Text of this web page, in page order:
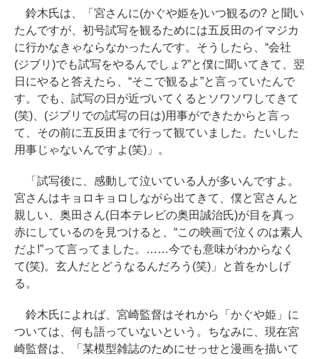
鈴木氏は、「宮さんに(かぐや姫を)いつ観るの? と聞い
たんですが、初号試写を観るためには五反田のイマジカ
に行かなきゃならなかったんです。そうしたら、“会社
(ジブリ)でも試写をやるんでしょ?”と僕に聞いてきて、翌
日にやると答えたら、“そこで観るよ”と言っていたんで
す。でも、試写の日が近づいてくるとソワソワしてきて
(笑)、(ジブリでの試写の日は)用事ができたからと言っ
て、その前に五反田まで行って観ていました。たいした
用事じゃないんですよ(笑)」。
「試写後に、感動して泣いている人が多いんですよ。
宮さんはキョロキョロしながら出てきて、僕と宮さんと
親しい、奥田さん(日本テレビの奥田誠治氏)が目を真っ
赤にしているのを見つけると、“この映画で泣くのは素人
だよ!”って言ってました。……今でも意味がわからなく
て(笑)。玄人だとどうなるんだろう(笑)」と首をかしげ
る。
鈴木氏によれば、宮崎監督はそれから「かぐや姫」に
ついては、何も語っていないという。ちなみに、現在宮
崎監督は、「某模型雑誌のためにせっせと漫画を描いて